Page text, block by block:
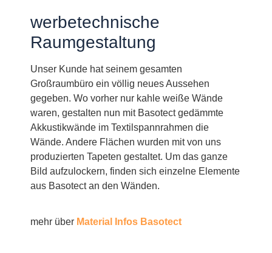
werbetechnische
Raumgestaltung
Unser Kunde hat seinem gesamten
Großraumbüro ein völlig neues Aussehen
gegeben. Wo vorher nur kahle weiße Wände
waren, gestalten nun mit Basotect gedämmte
Akkustikwände im Textilspannrahmen die
Wände. Andere Flächen wurden mit von uns
produzierten Tapeten gestaltet. Um das ganze
Bild aufzulockern, finden sich einzelne Elemente
aus Basotect an den Wänden.
mehr über Material Infos Basotect